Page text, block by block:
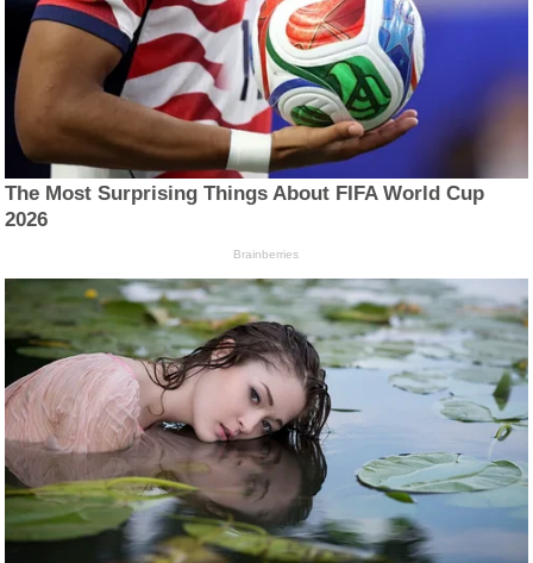
The Most Surprising Things About FIFA World Cup
2026
Brainberries